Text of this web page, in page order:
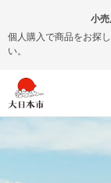
小売
個人購入で商品をお探
い。